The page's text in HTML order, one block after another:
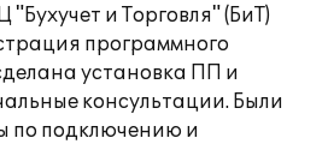
и Торговля" (БиТ)
программного
установка ПП и
консультации. Были
по подключению и